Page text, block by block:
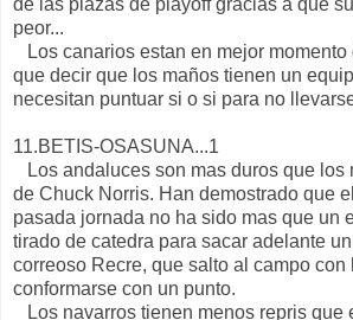
de las plazas de playoff gracias a que
peor...
Los canarios estan en mejor momento
que decir que los maños tienen un
necesitan puntuar si o si para no
11.BETIS-OSASUNA...1
Los andaluces son mas duros que los
de Chuck Norris. Han demostrado que
pasada jornada no ha sido mas que un
tirado de catedra para sacar adelante
correoso Recre, que salto al campo con
conformarse con un punto.
Los navarros tienen menos repris que